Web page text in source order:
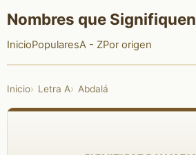
Nombres que Signifiquen
InicioPopularesA - ZPor origen
Inicio Letra A Abdalá